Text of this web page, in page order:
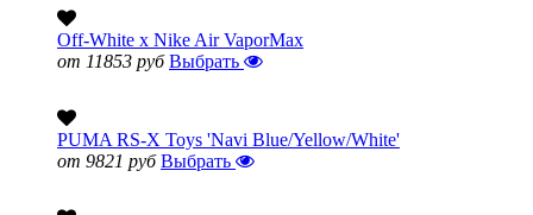
Off-White x Nike Air VaporMax
от 11853 руб Выбрать
PUMA RS-X Toys 'Navi Blue/Yellow/White'
от 9821 руб Выбрать